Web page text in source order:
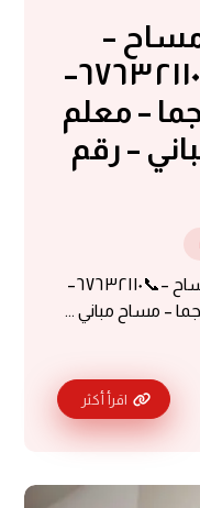
–
مقاول مساح –📞٦٧٦٣٢١١٠–
– معلم
– رقم
مساح – معلم مساح – مقاول مساح –📞٦٧٦٣٢١١٠–
– مساح مباني ...
اقرأ أكثر